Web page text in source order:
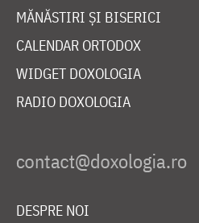
MĂNĂSTIRI ȘI BISERICI
CALENDAR ORTODOX
WIDGET DOXOLOGIA
RADIO DOXOLOGIA
DESPRE NOI